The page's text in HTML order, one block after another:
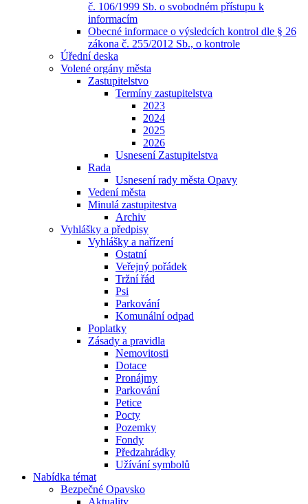
č. 106/1999 Sb. o svobodném přístupu k
informacím
Obecné informace o výsledcích kontrol dle § 26
zákona č. 255/2012 Sb., o kontrole
Úřední deska
Volené orgány města
Zastupitelstvo
Termíny zastupitelstva
2023
2024
2025
2026
Usnesení Zastupitelstva
Rada
Usnesení rady města Opavy
Vedení města
Minulá zastupitestva
Archiv
Vyhlášky a předpisy
Vyhlášky a nařízení
Ostatní
Veřejný pořádek
Tržní řád
Psi
Parkování
Komunální odpad
Poplatky
Zásady a pravidla
Nemovitosti
Dotace
Pronájmy
Parkování
Petice
Pocty
Pozemky
Fondy
Předzahrádky
Užívání symbolů
Nabídka témat
Bezpečné Opavsko